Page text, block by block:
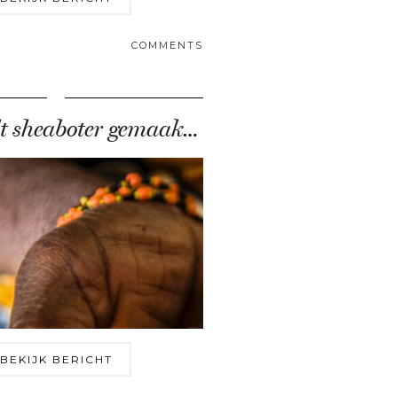
COMMENTS
Hoe wordt sheaboter gemaakt en waarom is dit …
BEKIJK BERICHT